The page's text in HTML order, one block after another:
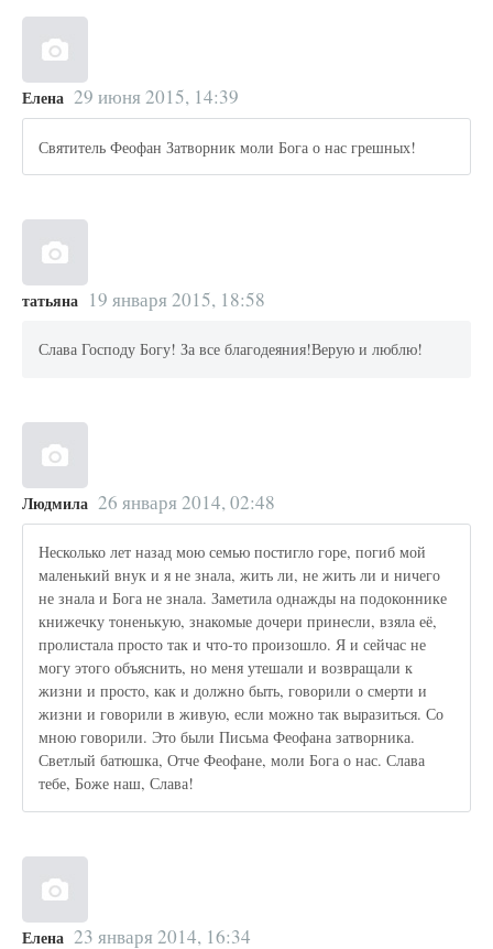
Елена 29 июня 2015, 14:39
Святитель Феофан Затворник моли Бога о нас грешных!
татьяна 19 января 2015, 18:58
Слава Господу Богу! За все благодеяния!Верую и люблю!
Людмила 26 января 2014, 02:48
Несколько лет назад мою семью постигло горе, погиб мой
маленький внук и я не знала, жить ли, не жить ли и ничего
не знала и Бога не знала. Заметила однажды на подоконнике
книжечку тоненькую, знакомые дочери принесли, взяла её,
пролистала просто так и что-то произошло. Я и сейчас не
могу этого объяснить, но меня утешали и возвращали к
жизни и просто, как и должно быть, говорили о смерти и
жизни и говорили в живую, если можно так выразиться. Со
мною говорили. Это были Письма Феофана затворника.
Светлый батюшка, Отче Феофане, моли Бога о нас. Слава
тебе, Боже наш, Слава!
Елена 23 января 2014, 16:34